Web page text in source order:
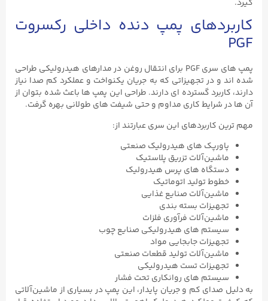
گیرد.
کاربردهای پمپ دنده داخلی رکسروت
PGF
پمپ ‌های سری PGF برای انتقال روغن در مدارهای هیدرولیکی طراحی
شده‌ اند و در تجهیزاتی که به جریان یکنواخت و عملکرد کم‌ صدا نیاز
دارند، کاربرد گسترده ‌ای دارند. طراحی این پمپ ‌ها باعث شده بتوان از
آن‌ ها در شرایط کاری مداوم و حتی شیفت ‌های طولانی بهره گرفت.
مهم ‌ترین کاربردهای این سری عبارتند از:
پاورپک ‌های هیدرولیک صنعتی
ماشین‌آلات تزریق پلاستیک
دستگاه‌ های پرس هیدرولیک
خطوط تولید اتوماتیک
ماشین‌آلات صنایع غذایی
تجهیزات بسته‌ بندی
ماشین‌آلات فرآوری فلزات
سیستم ‌های هیدرولیکی صنایع چوب
تجهیزات جابجایی مواد
ماشین‌آلات تولید قطعات صنعتی
تجهیزات تست هیدرولیکی
سیستم ‌های روانکاری تحت فشار
به دلیل صدای کم و جریان پایدار، این پمپ در بسیاری از ماشین‌آلاتی